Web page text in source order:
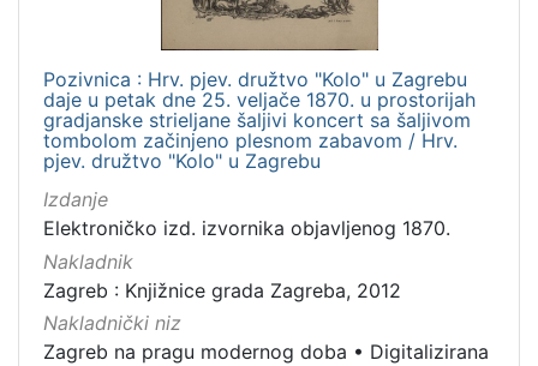
Pozivnica : Hrv. pjev. družtvo "Kolo" u Zagrebu
daje u petak dne 25. veljače 1870. u prostorijah
gradjanske strieljane šaljivi koncert sa šaljivom
tombolom začinjeno plesnom zabavom / Hrv.
pjev. družtvo "Kolo" u Zagrebu
Izdanje
Elektroničko izd. izvornika objavljenog 1870.
Nakladnik
Zagreb : Knjižnice grada Zagreba, 2012
Nakladnički niz
Zagreb na pragu modernog doba • Digitalizirana